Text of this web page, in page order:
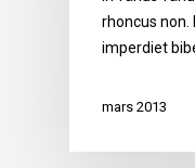
rhoncus non.
imperdiet
mars 2013